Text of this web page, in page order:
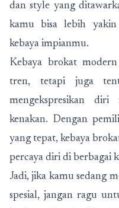
dan style yang
kamu bisa lebih yakin
kebaya impianmu.
Kebaya brokat
tren, tetapi juga
mengekspresikan
kenakan. Dengan
yang tepat, kebaya
percaya diri di berbagai
Jadi, jika kamu sedang
spesial, jangan ragu